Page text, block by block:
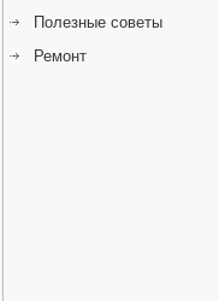
Полезные советы
Ремонт